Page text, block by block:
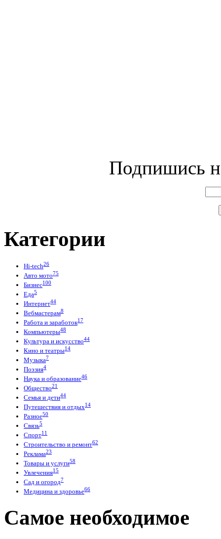
Подпишись
Категории
Hi-tech26
Авто мото75
Бизнес100
Еда5
Интернет44
Вебмастерам8
Работа и заработок17
Компьютеры48
Культура и искусство44
Кино и театры14
Музыка7
Поэзия4
Наука и образование46
Общество21
Семья и дети44
Путешествия и отдых14
Разное50
Связь5
Спорт11
Строительство и ремонт62
Реклама23
Товары и услуги58
Увлечения15
Сад и огород7
Медицина и здоровье66
Самое необходимое